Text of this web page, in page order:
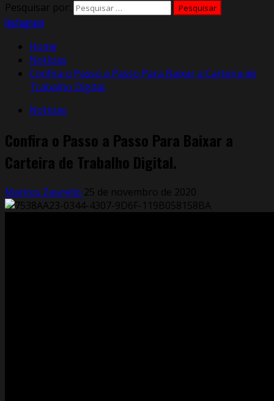
Pesquisar por:
Instagram
Home
Notícias
Confira o Passo a Passo Para Baixar a Carteira de
Trabalho Digital.
Notícias
Confira o Passo a Passo Para Baixar a
Carteira de Trabalho Digital.
Markos Zaurelio 25 de novembro de 2020